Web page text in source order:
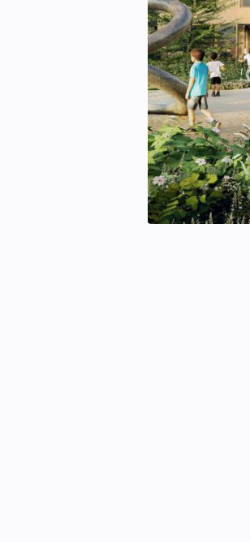
Nyheter
Aktuelle